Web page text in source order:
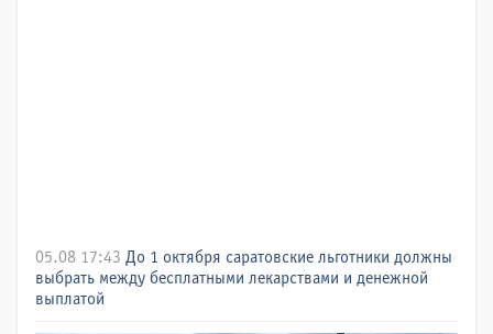
05.08 17:43 До 1 октября саратовские льготники должны
выбрать между бесплатными лекарствами и денежной
выплатой